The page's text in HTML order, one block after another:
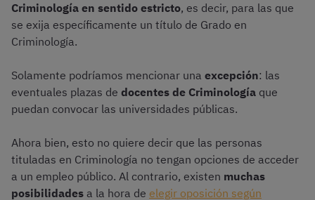
Criminología en sentido estricto, es decir, para las que
se exija específicamente un título de Grado en
Criminología.
Solamente podríamos mencionar una excepción: las
eventuales plazas de docentes de Criminología que
puedan convocar las universidades públicas.
Ahora bien, esto no quiere decir que las personas
tituladas en Criminología no tengan opciones de acceder
a un empleo público. Al contrario, existen muchas
posibilidades a la hora de elegir oposición según